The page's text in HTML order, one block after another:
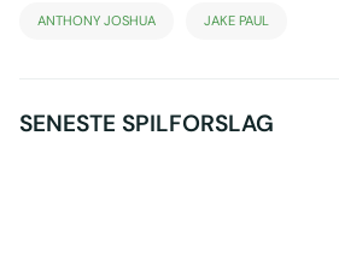
ANTHONY JOSHUA JAKE PAUL
SENESTE SPILFORSLAG